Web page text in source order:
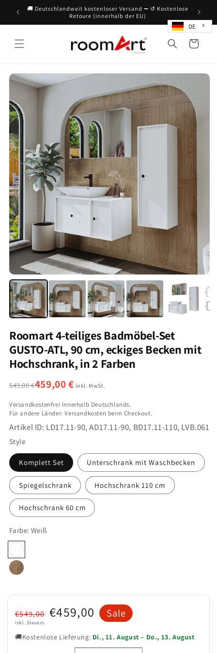
zum🚚 Deutschlandweit kostenloser Versand ➖ ↺ Kostenlose
Retoure (innerhalb der EU)
DE
Warenkorb
Roomart 4-teiliges Badmöbel-Set
GUSTO-ATL, 90 cm, eckiges Becken mit
Hochschrank, in 2 Farben
549,00 €459,00 € inkl. MwSt.
Versandkostenfrei innerhalb Deutschlands.
Für andere Länder: Versandkosten beim Checkout.
Artikel ID: LD17.11-90, AD17.11-90, BD17.11-110, LVB.061
Style
Komplett Set Unterschrank mit Waschbecken
Spiegelschrank Hochschrank 110 cm
Hochschrank 60 cm
Farbe: Weiß
Weiß
Preis
€549,00
Verkaufspreis€459,00 Sale
Inkl. Steuern.
🚚Kostenlose Lieferung: Di., 11. August – Do., 13. August